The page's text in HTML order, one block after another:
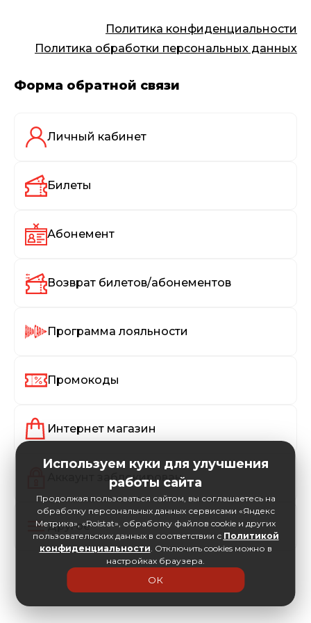
Политика конфиденциальности
Политика обработки персональных данных
Форма обратной связи
Личный кабинет
Билеты
Абонемент
Возврат билетов/абонементов
Программа лояльности
Промокоды
Интернет магазин
Аккаунт заблокирован
Другое
Используем куки для улучшения
работы сайта
Продолжая пользоваться сайтом, вы соглашаетесь на
обработку персональных данных сервисами «Яндекс
Метрика», «Roistat», обработку файлов cookie и других
пользовательских данных в соответствии с Политикой
конфиденциальности. Отключить cookies можно в
настройках браузера.
ОК